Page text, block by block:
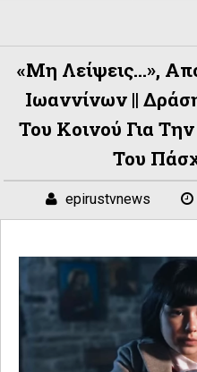
«Μη Λείψεις…»,
Ιωαννίνων ||
Του Κοινού Για
Του
epirustvnews